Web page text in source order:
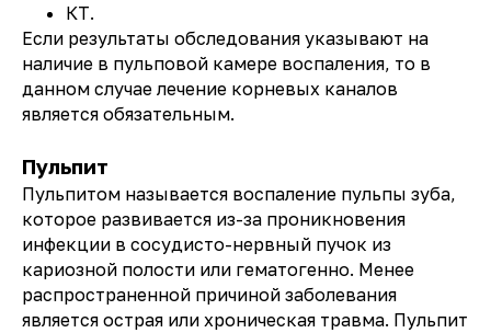
КТ.
Если результаты обследования указывают на
наличие в пульповой камере воспаления, то в
данном случае лечение корневых каналов
является обязательным.
Пульпит
Пульпитом называется воспаление пульпы зуба,
которое развивается из-за проникновения
инфекции в сосудисто-нервный пучок из
кариозной полости или гематогенно. Менее
распространенной причиной заболевания
является острая или хроническая травма. Пульпит